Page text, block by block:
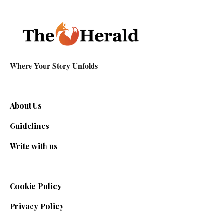
Where Your Story Unfolds
About Us
Guidelines
Write with us
Cookie Policy
Privacy Policy